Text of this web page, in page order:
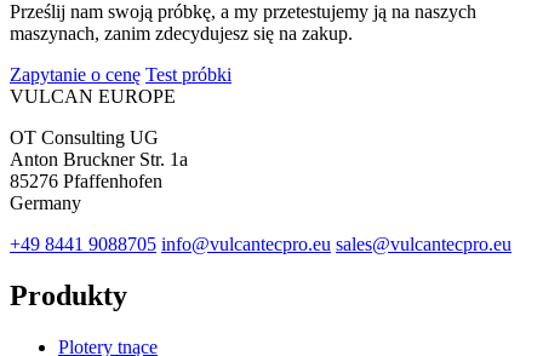
Prześlij nam swoją próbkę, a my przetestujemy ją na naszych
maszynach, zanim zdecydujesz się na zakup.
Zapytanie o cenę Test próbki
VULCAN EUROPE
OT Consulting UG
Anton Bruckner Str. 1a
85276 Pfaffenhofen
Germany
+49 8441 9088705 info@vulcantecpro.eu sales@vulcantecpro.eu
Produkty
Plotery tnące